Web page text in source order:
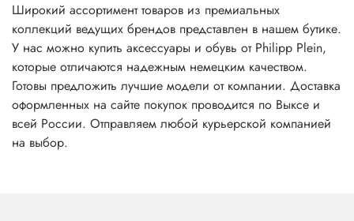
Широкий ассортимент товаров из премиальных
коллекций ведущих брендов представлен в нашем бутике.
У нас можно купить аксессуары и обувь от Philipp Plein,
которые отличаются надежным немецким качеством.
Готовы предложить лучшие модели от компании. Доставка
оформленных на сайте покупок проводится по Выксе и
всей России. Отправляем любой курьерской компанией
на выбор.